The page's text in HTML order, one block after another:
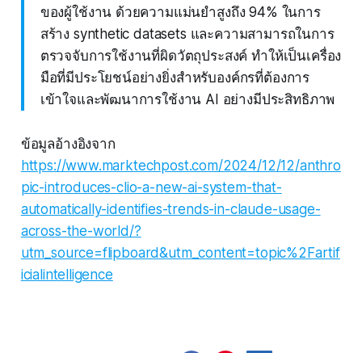
ของผู้ใช้งาน ด้วยความแม่นยำสูงถึง 94% ในการ
สร้าง synthetic datasets และความสามารถในการ
ตรวจจับการใช้งานที่ผิดวัตถุประสงค์ ทำให้เป็นเครื่อง
มือที่มีประโยชน์อย่างยิ่งสำหรับองค์กรที่ต้องการ
เข้าใจและพัฒนาการใช้งาน AI อย่างมีประสิทธิภาพ
ข้อมูลอ้างอิงจาก
https://www.marktechpost.com/2024/12/12/anthro
pic-introduces-clio-a-new-ai-system-that-
automatically-identifies-trends-in-claude-usage-
across-the-world/?
utm_source=flipboard&utm_content=topic%2Fartif
icialintelligence